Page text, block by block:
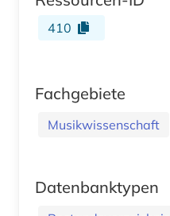
410
Fachgebiete
Musikwissenschaft
Datenbanktypen